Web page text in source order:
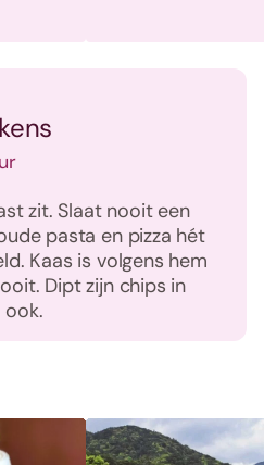
zit. Slaat nooit een
pasta en pizza hét
Kaas is volgens hem
Dipt zijn chips in
ook.